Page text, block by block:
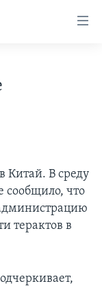
Китай. В среду
сообщило, что
терактов в